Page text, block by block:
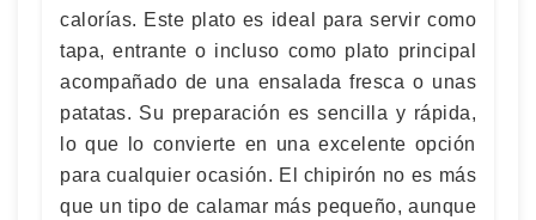
calorías. Este plato es ideal para servir como
tapa, entrante o incluso como plato principal
acompañado de una ensalada fresca o unas
patatas. Su preparación es sencilla y rápida,
lo que lo convierte en una excelente opción
para cualquier ocasión. El chipirón no es más
que un tipo de calamar más pequeño, aunque